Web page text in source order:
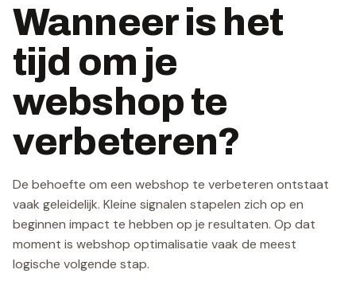
Wanneer is het
tijd om je
webshop te
verbeteren?
De behoefte om een webshop te verbeteren ontstaat
vaak geleidelijk. Kleine signalen stapelen zich op en
beginnen impact te hebben op je resultaten. Op dat
moment is webshop optimalisatie vaak de meest
logische volgende stap.